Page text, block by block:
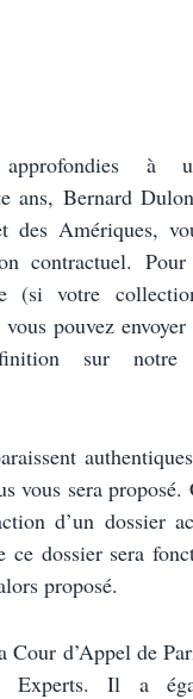
à
ans, Bernard
des Amériques,
contractuel.
(si votre
pouvez
sur notre
vous sera
d’un dossier
ce dossier sera
proposé.
d’Appel de
Experts. Il a